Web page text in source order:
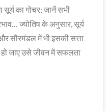
सूर्य का गोचर; जानें सभी
ज्योतिष के अनुसार, सूर्य
सौरमंडल में भी इसकी सत्ता
जाए उसे जीवन में सफलता